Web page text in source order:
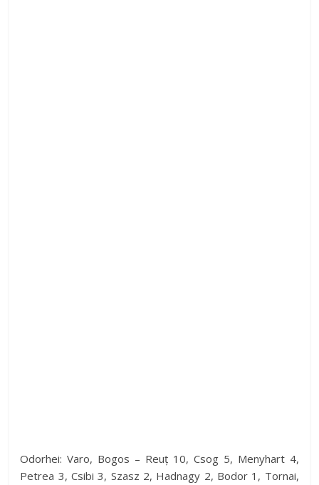
Odorhei: Varo, Bogos – Reuț 10, Csog 5, Menyhart 4,
Petrea 3, Csibi 3, Szasz 2, Hadnagy 2, Bodor 1, Tornai,